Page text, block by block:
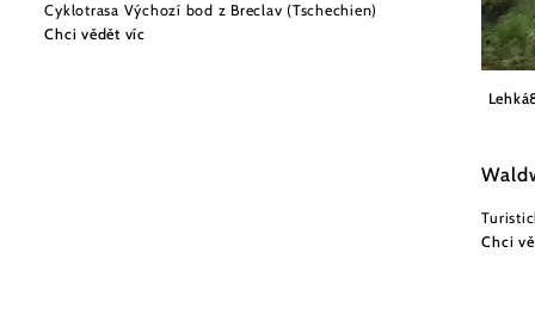
Cyklotrasa Výchozí bod z Breclav (Tschechien)
Chci vědět víc
Lehká
Chci